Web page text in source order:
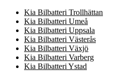
Kia Bilbatteri Trollhättan
Kia Bilbatteri Umeå
Kia Bilbatteri Uppsala
Kia Bilbatteri Västerås
Kia Bilbatteri Växjö
Kia Bilbatteri Varberg
Kia Bilbatteri Ystad